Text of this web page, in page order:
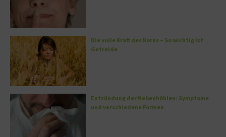
Die volle Kraft des Korns – So wichtig ist
Getreide
Entzündung der Nebenhöhlen: Symptome
und verschiedene Formen